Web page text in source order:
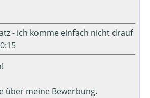
- ich komme einfach nicht drauf
über meine Bewerbung.